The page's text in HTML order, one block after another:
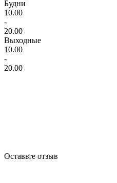
Будни
10.00
-
20.00
Выходные
10.00
-
20.00
Оставьте отзыв